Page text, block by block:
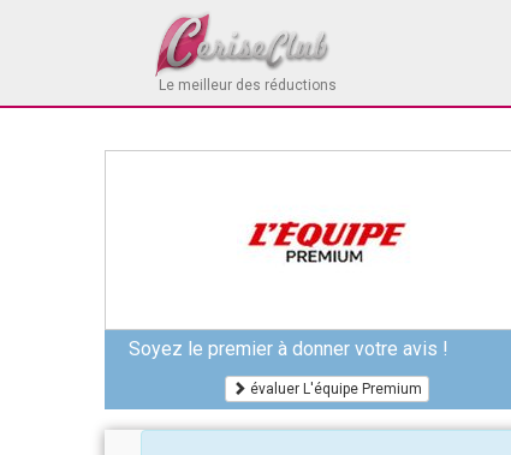
Le meilleur des réductions
Soyez le premier à donner votre avis !
évaluer L'équipe Premium